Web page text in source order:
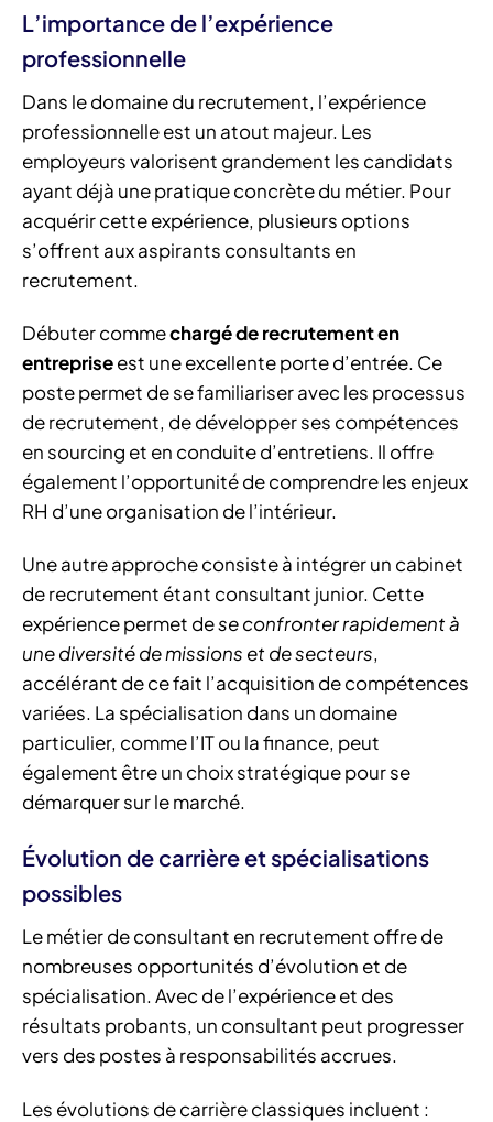
L’importance de l’expérience
professionnelle
Dans le domaine du recrutement, l’expérience
professionnelle est un atout majeur. Les
employeurs valorisent grandement les candidats
ayant déjà une pratique concrète du métier. Pour
acquérir cette expérience, plusieurs options
s’offrent aux aspirants consultants en
recrutement.
Débuter commechargé de recrutement en
entrepriseest une excellente porte d’entrée. Ce
poste permet de se familiariser avec les processus
de recrutement, de développer ses compétences
en sourcing et en conduite d’entretiens. Il offre
également l’opportunité de comprendre les enjeux
RH d’une organisation de l’intérieur.
Une autre approche consiste à intégrer un cabinet
de recrutement étant consultant junior. Cette
expérience permet dese confronter rapidement à
une diversité de missions et de secteurs,
accélérant de ce fait l’acquisition de compétences
variées. La spécialisation dans un domaine
particulier, comme l’IT ou la finance, peut
également être un choix stratégique pour se
démarquer sur le marché.
Évolution de carrière et spécialisations
possibles
Le métier de consultant en recrutement offre de
nombreuses opportunités d’évolution et de
spécialisation. Avec de l’expérience et des
résultats probants, un consultant peut progresser
vers des postes à responsabilités accrues.
Les évolutions de carrière classiques incluent :